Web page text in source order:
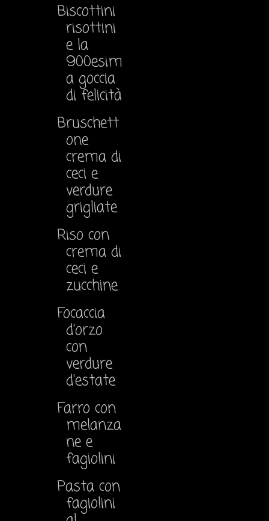
Biscottini
risottini
e la
900esim
a goccia
di felicità
Bruschett
one
crema di
ceci e
verdure
grigliate
Riso con
crema di
ceci e
zucchine
Focaccia
d'orzo
con
verdure
d'estate
Farro con
melanza
ne e
fagiolini
Pasta con
fagiolini